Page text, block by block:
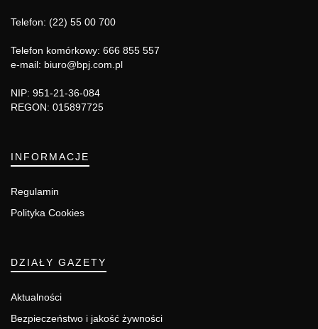
Telefon: (22) 55 00 700
Telefon komórkowy: 666 855 557
e-mail: biuro@bpj.com.pl
NIP: 951-21-36-084
REGON: 015897725
INFORMACJE
Regulamin
Polityka Cookies
DZIAŁY GAZETY
Aktualności
Bezpieczeństwo i jakość żywności